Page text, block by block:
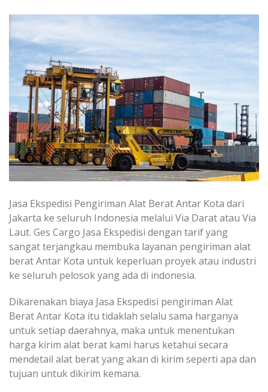
Jasa Ekspedisi Pengiriman Alat Berat Antar Kota dari
Jakarta ke seluruh Indonesia melalui Via Darat atau Via
Laut. Ges Cargo Jasa Ekspedisi dengan tarif yang
sangat terjangkau membuka layanan pengiriman alat
berat Antar Kota untuk keperluan proyek atau industri
ke seluruh pelosok yang ada di indonesia.
Dikarenakan biaya Jasa Ekspedisi pengiriman Alat
Berat Antar Kota itu tidaklah selalu sama harganya
untuk setiap daerahnya, maka untuk menentukan
harga kirim alat berat kami harus ketahui secara
mendetail alat berat yang akan di kirim seperti apa dan
tujuan untuk dikirim kemana.